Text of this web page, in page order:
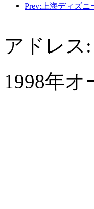
アドレス
1998年オ